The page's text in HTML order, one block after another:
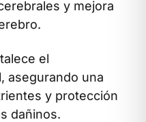
y mejora
el
asegurando una
y protección
dañinos.